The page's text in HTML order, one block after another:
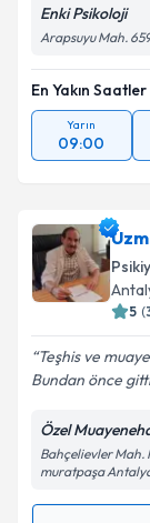
Enki Psikoloji
Arapsuyu Mah.
En Yakın Saatler
Yarın
09:00
5 (
Teşhis ve
Bundan önce
Özel
Bahçelievler Mah.
muratpaşa